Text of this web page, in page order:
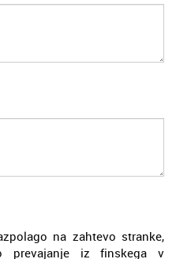
na zahtevo stranke,
prevajanje iz finskega v